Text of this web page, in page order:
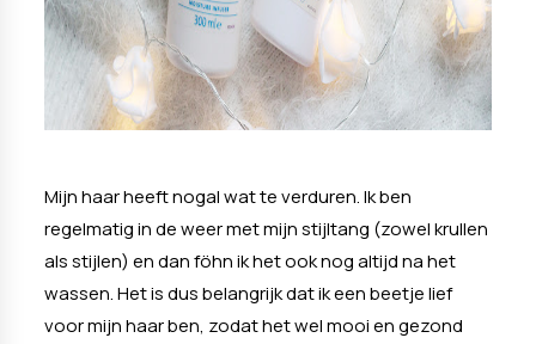
Mijn haar heeft nogal wat te verduren. Ik ben
regelmatig in de weer met mijn stijltang (zowel krullen
als stijlen) en dan föhn ik het ook nog altijd na het
wassen. Het is dus belangrijk dat ik een beetje lief
voor mijn haar ben, zodat het wel mooi en gezond